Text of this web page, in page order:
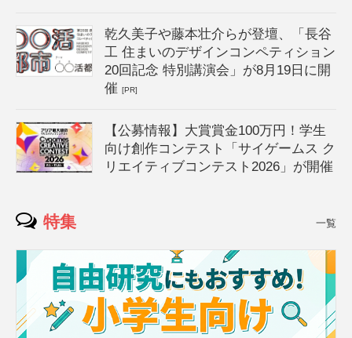
乾久美子や藤本壮介らが登壇、「長谷
工 住まいのデザインコンペティション
20回記念 特別講演会」が8月19日に開
催[PR]
【公募情報】大賞賞金100万円！学生
向け創作コンテスト「サイゲームス ク
リエイティブコンテスト2026」が開催
特集 一覧